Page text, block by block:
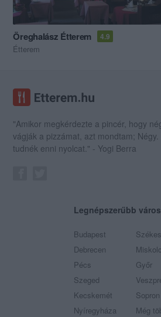
Öreghalász Étterem 4.9
Étterem
"Amikor megkérdezte a pincér, hogy
vágják a pizzámat, azt mondtam;
tudnék enni nyolcat." - Yogi Berra
Legnépszerűbb
Budapest
Debrecen
Pécs
Szeged
Kecskemét
Nyíregyháza
Miskolc
Győr
Sopron
Még